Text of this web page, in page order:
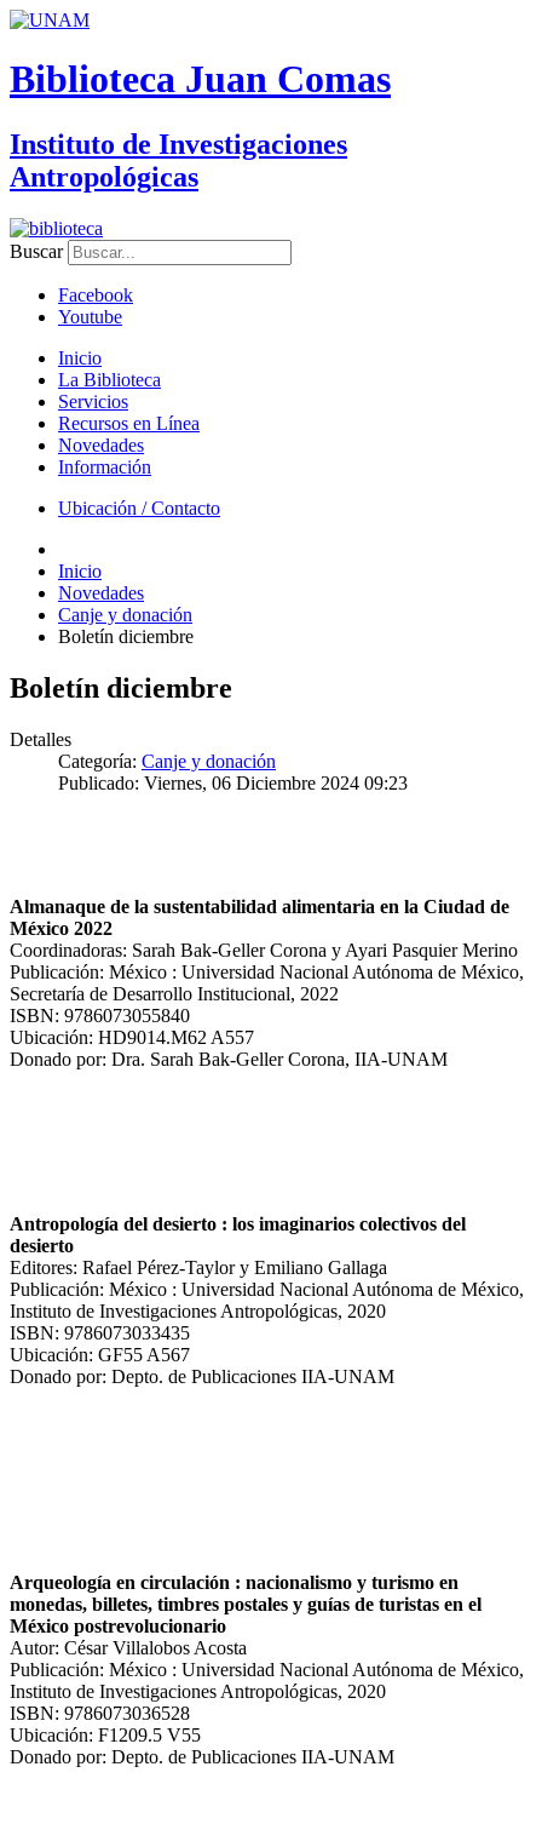
Biblioteca Juan Comas
Instituto de Investigaciones
Antropológicas
Buscar
Facebook
Youtube
Inicio
La Biblioteca
Servicios
Recursos en Línea
Novedades
Información
Ubicación / Contacto
Inicio
Novedades
Canje y donación
Boletín diciembre
Boletín diciembre
Detalles
Categoría: Canje y donación
Publicado: Viernes, 06 Diciembre 2024 09:23
Almanaque de la sustentabilidad alimentaria en la Ciudad de
México 2022
Coordinadoras: Sarah Bak-Geller Corona y Ayari Pasquier Merino
Publicación: México : Universidad Nacional Autónoma de México,
Secretaría de Desarrollo Institucional, 2022
ISBN: 9786073055840
Ubicación: HD9014.M62 A557
Donado por: Dra. Sarah Bak-Geller Corona, IIA-UNAM
Antropología del desierto : los imaginarios colectivos del
desierto
Editores: Rafael Pérez-Taylor y Emiliano Gallaga
Publicación: México : Universidad Nacional Autónoma de México,
Instituto de Investigaciones Antropológicas, 2020
ISBN: 9786073033435
Ubicación: GF55 A567
Donado por: Depto. de Publicaciones IIA-UNAM
Arqueología en circulación : nacionalismo y turismo en
monedas, billetes, timbres postales y guías de turistas en el
México postrevolucionario
Autor: César Villalobos Acosta
Publicación: México : Universidad Nacional Autónoma de México,
Instituto de Investigaciones Antropológicas, 2020
ISBN: 9786073036528
Ubicación: F1209.5 V55
Donado por: Depto. de Publicaciones IIA-UNAM